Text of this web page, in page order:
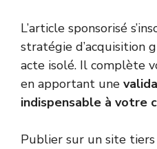
L’article sponsorisé
stratégie d’acquisition
acte isolé. Il complète
en apportant une
indispensable à votre
Publier sur un site